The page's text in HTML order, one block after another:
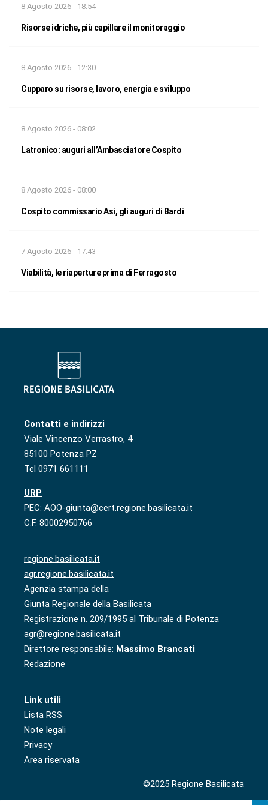
8 Agosto 2026 - 18:54
Risorse idriche, più capillare il monitoraggio
8 Agosto 2026 - 12:30
Cupparo su risorse, lavoro, energia e sviluppo
8 Agosto 2026 - 08:02
Latronico: auguri all’Ambasciatore Cospito
8 Agosto 2026 - 08:00
Cospito commissario Asi, gli auguri di Bardi
7 Agosto 2026 - 17:43
Viabilità, le riaperture prima di Ferragosto
Contatti e indirizzi
Viale Vincenzo Verrastro, 4
85100 Potenza PZ
Tel 0971 661111
URP
PEC: AOO-giunta@cert.regione.basilicata.it
C.F. 80002950766
regione.basilicata.it
agr.regione.basilicata.it
Agenzia stampa della
Giunta Regionale della Basilicata
Registrazione n. 209/1995 al Tribunale di Potenza
agr@regione.basilicata.it
Direttore responsabile: Massimo Brancati
Redazione
Link utili
Lista RSS
Note legali
Privacy
Area riservata
©2025 Regione Basilicata